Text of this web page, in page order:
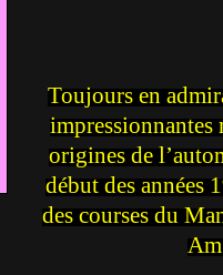
Toujours en
impressionnantes
origines de
début des années
des courses du